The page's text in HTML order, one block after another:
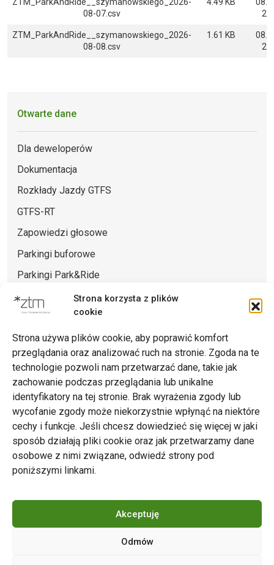
Strona korzysta z plików
cookie
Strona używa plików cookie, aby poprawić komfort
przeglądania oraz analizować ruch na stronie. Zgoda na te
technologie pozwoli nam przetwarzać dane, takie jak
zachowanie podczas przeglądania lub unikalne
identyfikatory na tej stronie. Brak wyrażenia zgody lub
wycofanie zgody może niekorzystnie wpłynąć na niektóre
cechy i funkcje. Jeśli chcesz dowiedzieć się więcej w jaki
sposób działają pliki cookie oraz jak przetwarzamy dane
osobowe z nimi związane, odwiedź strony pod
poniższymi linkami.
Akceptuję
Odmów
Otwarte dane
Dla deweloperów
Dokumentacja
Rozkłady Jazdy GTFS
GTFS-RT
Zapowiedzi głosowe
Parkingi buforowe
Parkingi Park&Ride
Punkty sprzedaży biletów
08-07.csv
ZTM_ParkAndRide__szymanowskiego_2026-
08-08.csv
1.61 KB
Zarząd Transportu Miejskiego w Poznaniu
Napisz do nas
tel. 61 646 33 44
ul. Matejki 59, 60-770 Poznań